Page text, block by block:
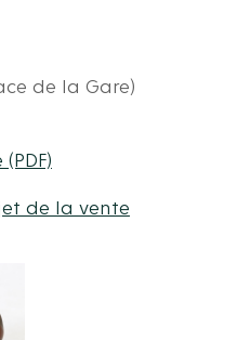
de la Gare)
de la vente